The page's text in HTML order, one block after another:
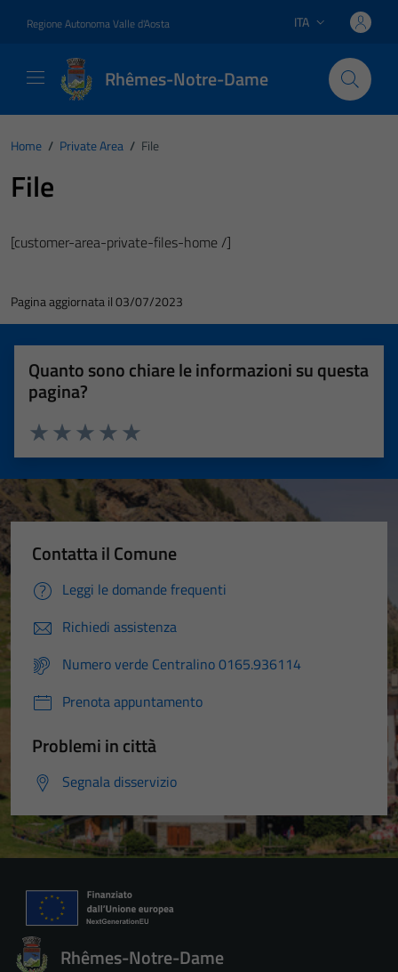
Regione Autonoma Valle d'Aosta Lingua attiva:
ITA
Rhêmes-Notre-Dame
Home / Private Area / File
File
[customer-area-private-files-home /]
Pagina aggiornata il 03/07/2023
Quanto sono chiare le informazioni su questa
pagina?
Valuta 5 stelle su 5
Valuta 4 stelle su 5
Valuta 3 stelle su 5
Valuta 2 stelle su 5
Valuta 1 stelle su 5
Contatta il Comune
Leggi le domande frequenti
Richiedi assistenza
Numero verde Centralino 0165.936114
Prenota appuntamento
Problemi in città
Segnala disservizio
Rhêmes-Notre-Dame